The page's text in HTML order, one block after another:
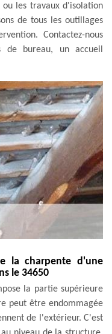
les travaux d'isolation
de tous les outillages
Contactez-nous
de bureau, un accueil
la charpente d'une
le 34650
la partie supérieure
peut être endommagée
de l'extérieur. C'est